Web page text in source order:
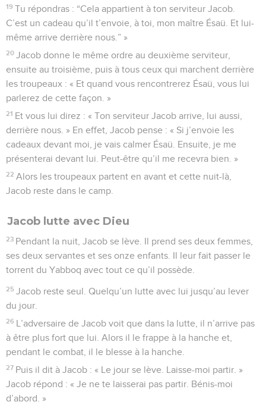
19 Tu répondras : “Cela appartient à ton serviteur Jacob.
C’est un cadeau qu’il t’envoie, à toi, mon maître Ésaü. Et lui-
même arrive derrière nous.” »
20 Jacob donne le même ordre au deuxième serviteur,
ensuite au troisième, puis à tous ceux qui marchent derrière
les troupeaux : « Et quand vous rencontrerez Ésaü, vous lui
parlerez de cette façon. »
21 Et vous lui direz : « Ton serviteur Jacob arrive, lui aussi,
derrière nous. » En effet, Jacob pense : « Si j’envoie les
cadeaux devant moi, je vais calmer Ésaü. Ensuite, je me
présenterai devant lui. Peut-être qu’il me recevra bien. »
22 Alors les troupeaux partent en avant et cette nuit-là,
Jacob reste dans le camp.
Jacob lutte avec Dieu
23 Pendant la nuit, Jacob se lève. Il prend ses deux femmes,
ses deux servantes et ses onze enfants. Il leur fait passer le
torrent du Yabboq avec tout ce qu’il possède.
25 Jacob reste seul. Quelqu’un lutte avec lui jusqu’au lever
du jour.
26 L’adversaire de Jacob voit que dans la lutte, il n’arrive pas
à être plus fort que lui. Alors il le frappe à la hanche et,
pendant le combat, il le blesse à la hanche.
27 Puis il dit à Jacob : « Le jour se lève. Laisse-moi partir. »
Jacob répond : « Je ne te laisserai pas partir. Bénis-moi
d’abord. »